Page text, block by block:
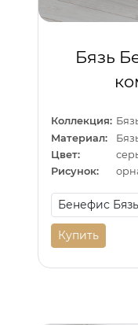
Бязь
Коллекция:
Материал:
Цвет:
Рисунок:
Купить